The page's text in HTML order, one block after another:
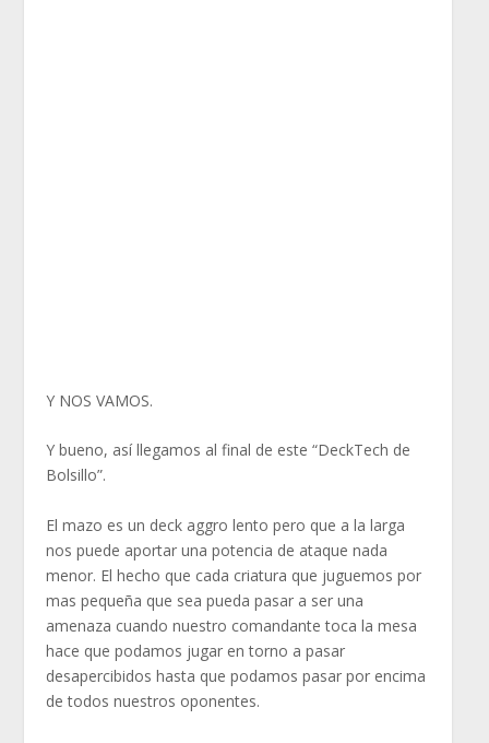
Y NOS VAMOS.
Y bueno, así llegamos al final de este “DeckTech de
Bolsillo”.
El mazo es un deck aggro lento pero que a la larga
nos puede aportar una potencia de ataque nada
menor. El hecho que cada criatura que juguemos por
mas pequeña que sea pueda pasar a ser una
amenaza cuando nuestro comandante toca la mesa
hace que podamos jugar en torno a pasar
desapercibidos hasta que podamos pasar por encima
de todos nuestros oponentes.